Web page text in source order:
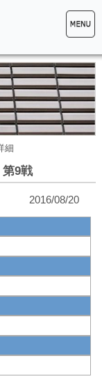
細
第9戦
2016/08/20